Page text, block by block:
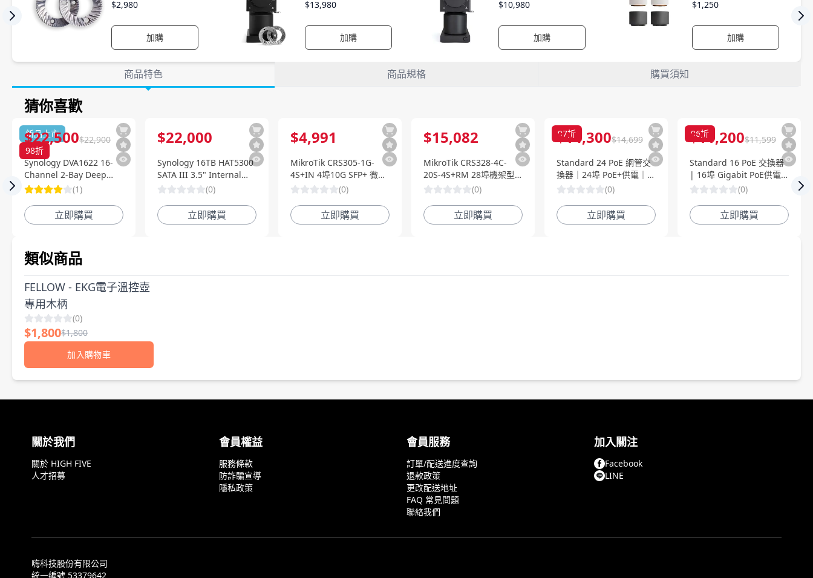
$2,980
加購
$13,980
加購
$10,980
加購
$1,250
加購
Previous slide
商品特色 商品規格 購買須知
商品特色
猜你喜歡
新品上市
98折
$22,500$22,900
Synology DVA1622 16-
Channel 2-Bay Deep
Learning NVR 深度智慧
(1)
立即購買
$22,000
Synology 16TB HAT5300
SATA III 3.5" Internal
Enterprise HDD
(0)
立即購買
$4,991
MikroTik CRS305-1G-
4S+IN 4埠10G SFP+ 微型
桌面智慧型交換器
(0)
立即購買
$15,082
MikroTik CRS328-4C-
20S-4S+RM 28埠機架型
多功能光纖交換器
(0)
立即購買
97折
$14,300$14,699
Standard 24 PoE 網管交
換器｜24埠 PoE+供電｜
Gigabit網路｜雲端集中管
(0)
立即購買
96折
$11,200$11,599
Standard 16 PoE 交換器
| 16埠 Gigabit PoE供電
網管型交換器 | Ubiquiti
(0)
立即購買
Previous slide
類似商品
FELLOW - EKG電子溫控壺
專用木柄
(0)
$1,800$1,800
加入購物車
關於我們
關於 HIGH FIVE
人才招募
會員權益
服務條款
防詐騙宣導
隱私政策
會員服務
訂單/配送進度查詢
退款政策
更改配送地址
FAQ 常見問題
聯絡我們
加入關注
Facebook
LINE
嗨科技股份有限公司
統一編號 53379642